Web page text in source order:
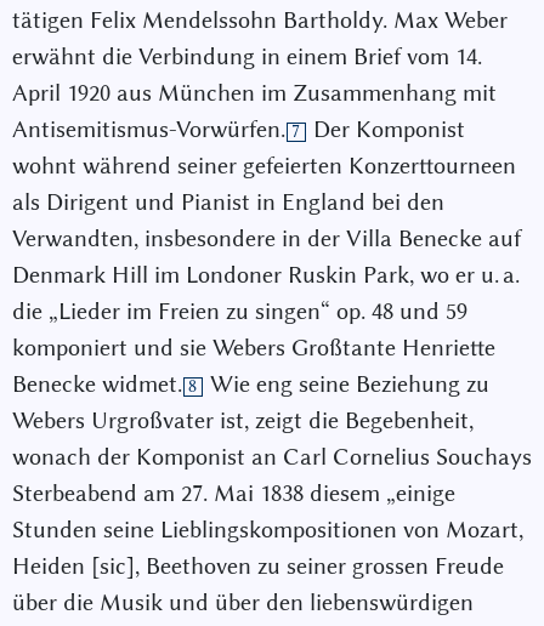
tätigen Felix Mendelssohn Bartholdy. Max Weber
erwähnt die Verbindung in einem Brief vom 14.
April 1920 aus München im Zusammenhang mit
Antisemitismus-Vorwürfen. 7
Der Komponist
wohnt während seiner gefeierten Konzerttourneen
als Dirigent und Pianist in England bei den
Verwandten, insbesondere in der Villa Benecke auf
Denmark Hill im Londoner Ruskin Park, wo er u. a.
die „Lieder im Freien zu singen“ op. 48 und 59
komponiert und sie Webers Großtante Henriette
Benecke widmet. 8
Wie eng seine Beziehung zu
Webers Urgroßvater ist, zeigt die Begebenheit,
wonach der Komponist an Carl Cornelius Souchays
Sterbeabend am 27. Mai 1838 diesem „einige
Stunden seine Lieblingskompositionen von Mozart,
Heiden [sic], Beethoven zu seiner grossen Freude
über die Musik und über den liebenswürdigen